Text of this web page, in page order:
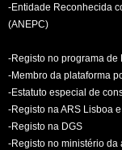
-Entidade Reconhecida
(ANEPC)
-Registo no programa de
-Membro da plataforma
-Estatuto especial de
-Registo na ARS Lisboa
-Registo na DGS
-Registo no ministério da